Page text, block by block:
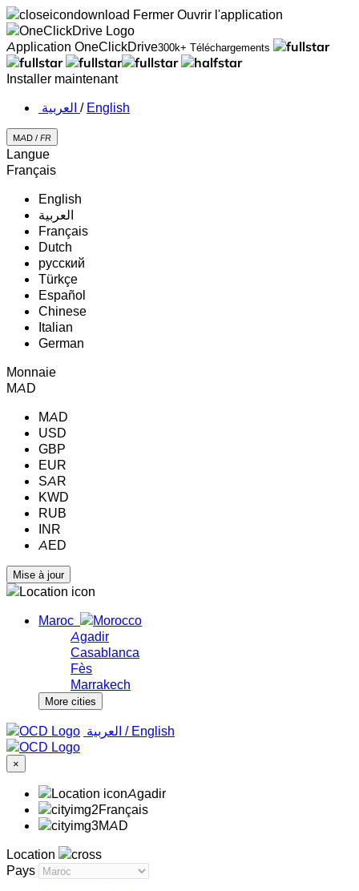
Fermer Ouvrir l'application
Application OneClickDrive300k+ Téléchargements
Installer maintenant
‏العربية ‏ / English
MAD / FR
Langue
Français
English
‏العربية‏
Français
Dutch
русский
Türkçe
Español
Chinese
Italian
German
Monnaie
MAD
MAD
USD
GBP
EUR
SAR
KWD
RUB
INR
AED
Maroc
Agadir
Casablanca
Fès
Marrakech
More cities
‏العربية ‏ / English
×
Agadir
Français
MAD
Location
Pays